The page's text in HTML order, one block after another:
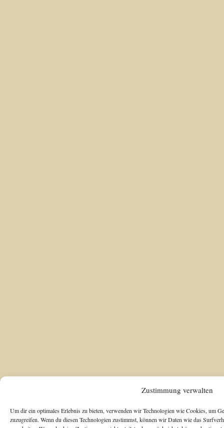
Zustimmung verwalten
Um dir ein optimales Erlebnis zu bieten, verwenden wir Technologien wie Cookies, um
zuzugreifen. Wenn du diesen Technologien zustimmst, können wir Daten wie das